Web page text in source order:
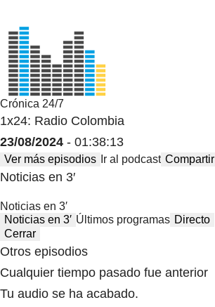
Crónica 24/7
1x24: Radio Colombia
23/08/2024 - 01:38:13
Ver más episodios Ir al podcast Compartir
Noticias en 3′
Noticias en 3′
Noticias en 3′ Últimos programas Directo
Cerrar
Otros episodios
Cualquier tiempo pasado fue anterior
Tu audio se ha acabado.